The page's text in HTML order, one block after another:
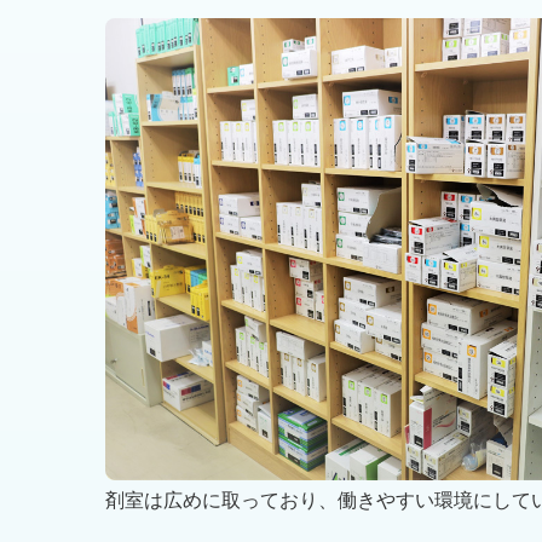
剤室は広めに取っており、働きやすい環境にして